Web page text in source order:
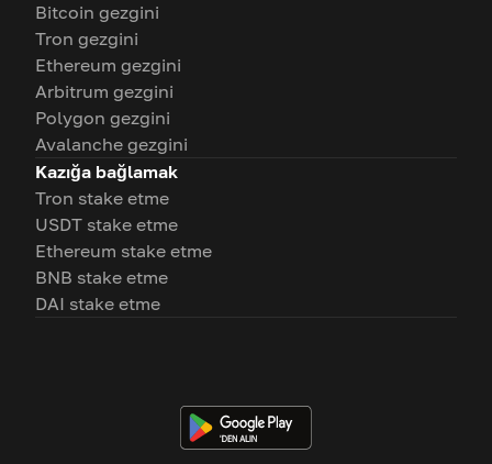
Bitcoin gezgini
Tron gezgini
Ethereum gezgini
Arbitrum gezgini
Polygon gezgini
Avalanche gezgini
Kazığa bağlamak
Tron stake etme
USDT stake etme
Ethereum stake etme
BNB stake etme
DAI stake etme